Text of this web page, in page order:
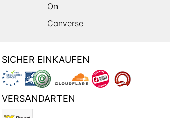
On
Converse
SICHER EINKAUFEN
VERSANDARTEN